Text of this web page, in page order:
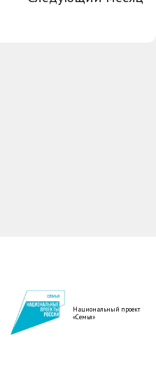
Национальный проект
«Семья»